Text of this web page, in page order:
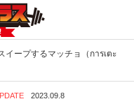
イープするマッチョ（การเตะ
2023.09.8